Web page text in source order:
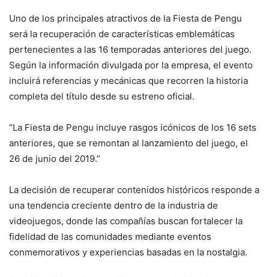
Uno de los principales atractivos de la Fiesta de Pengu
será la recuperación de características emblemáticas
pertenecientes a las 16 temporadas anteriores del juego.
Según la información divulgada por la empresa, el evento
incluirá referencias y mecánicas que recorren la historia
completa del título desde su estreno oficial.
“La Fiesta de Pengu incluye rasgos icónicos de los 16 sets
anteriores, que se remontan al lanzamiento del juego, el
26 de junio del 2019.”
La decisión de recuperar contenidos históricos responde a
una tendencia creciente dentro de la industria de
videojuegos, donde las compañías buscan fortalecer la
fidelidad de las comunidades mediante eventos
conmemorativos y experiencias basadas en la nostalgia.